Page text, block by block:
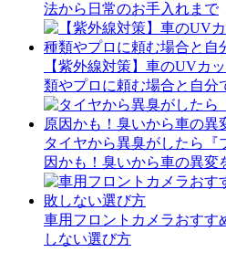
法から日常のお手入れまで
【紫外線対策】車のUVカ
類やプロに頼む場合と自分
タイヤから異臭がしたら
因かも！臭いから車の異変
車用フロントカメラおすす
しない選び方